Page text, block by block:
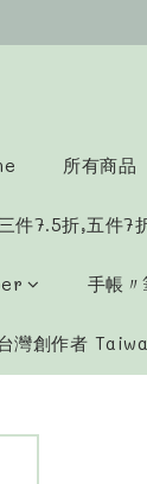
所有商品
件7.5折,五件7
手帳
灣創作者